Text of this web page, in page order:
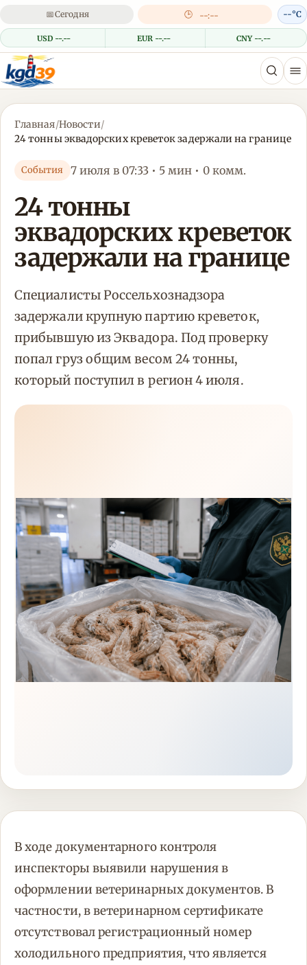
📅Сегодня 🕒 --:--
USD --.-- EUR --.-- CNY --.--
--°C
Главная/Новости/
24 тонны эквадорских креветок задержали на границе
События 7 июля в 07:33 • 5 мин • 0 комм.
24 тонны
эквадорских креветок
задержали на границе
Специалисты Россельхознадзора
задержали крупную партию креветок,
прибывшую из Эквадора. Под проверку
попал груз общим весом 24 тонны,
который поступил в регион 4 июля.
В ходе документарного контроля
инспекторы выявили нарушения в
оформлении ветеринарных документов. В
частности, в ветеринарном сертификате
отсутствовал регистрационный номер
холодильного предприятия, что является